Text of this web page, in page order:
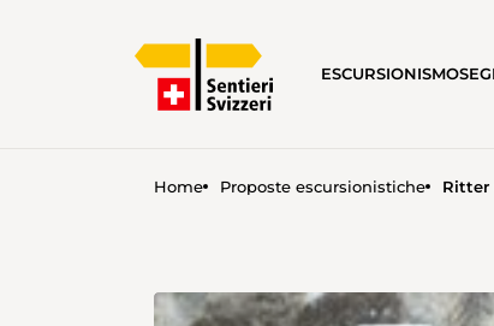
ESCURSIONISMO
Home Proposte escursionistiche Ritter